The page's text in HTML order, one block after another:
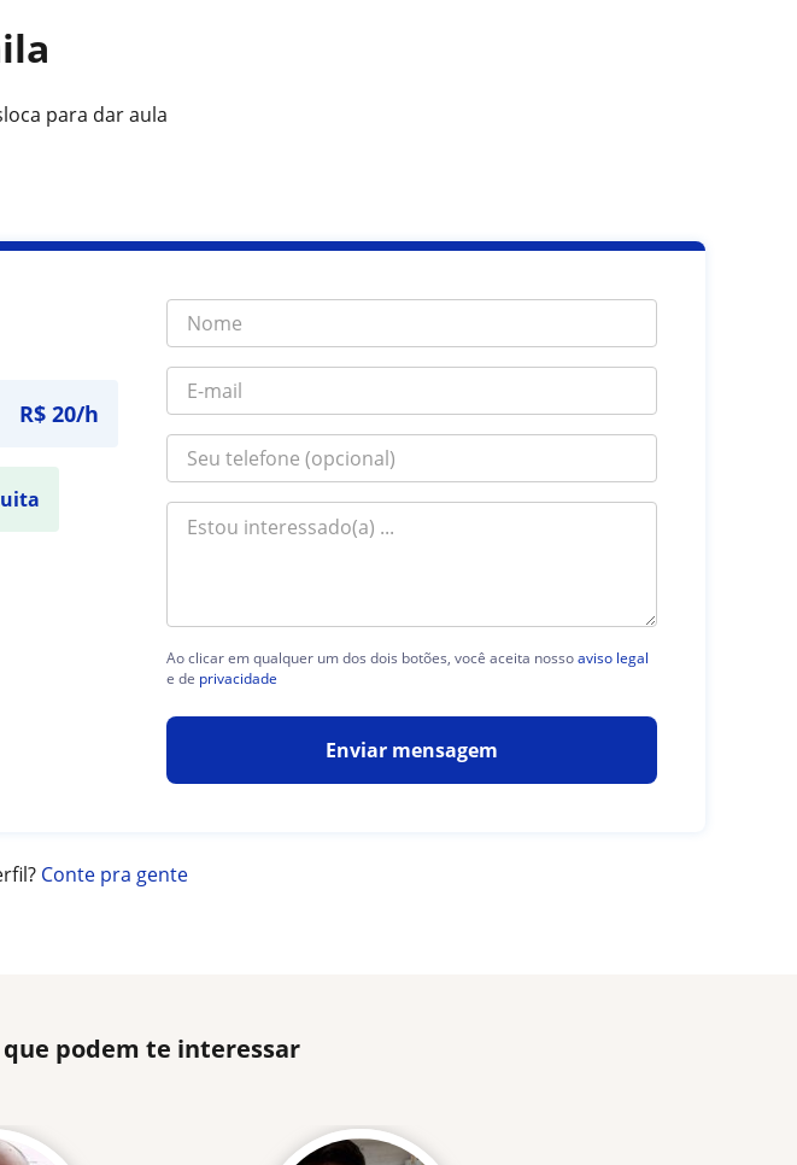
para dar aula
R$ 20/h
Ao clicar em qualquer um dos dois botões, você aceita nossoaviso legal
e de privacidade
Enviar mensagem
Conte pra gente
podem te interessar